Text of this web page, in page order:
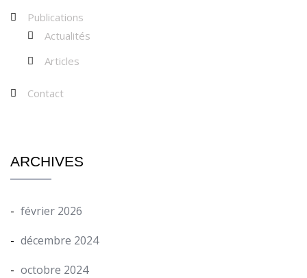
Publications
Actualités
Articles
Contact
ARCHIVES
février 2026
décembre 2024
octobre 2024